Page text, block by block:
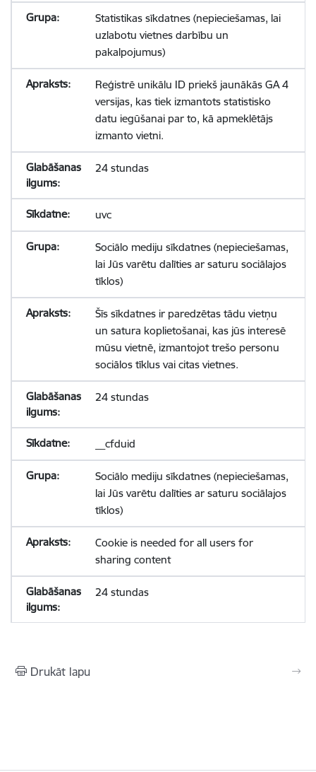
Statistikas sīkdatnes (nepieciešamas, lai
uzlabotu vietnes darbību un
pakalpojumus)
Reģistrē unikālu ID priekš jaunākās GA 4
versijas, kas tiek izmantots statistisko
datu iegūšanai par to, kā apmeklētājs
izmanto vietni.
24 stundas
uvc
Sociālo mediju sīkdatnes (nepieciešamas,
lai Jūs varētu dalīties ar saturu sociālajos
tīklos)
Šīs sīkdatnes ir paredzētas tādu vietņu
un satura koplietošanai, kas jūs interesē
mūsu vietnē, izmantojot trešo personu
sociālos tīklus vai citas vietnes.
24 stundas
__cfduid
Sociālo mediju sīkdatnes (nepieciešamas,
lai Jūs varētu dalīties ar saturu sociālajos
tīklos)
Cookie is needed for all users for
sharing content
24 stundas
Drukāt lapu